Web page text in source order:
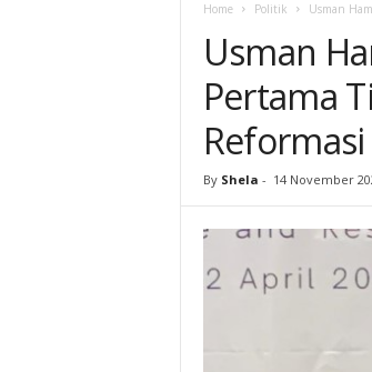
Home Politik Usman
Usman
Pertama
Reformasi
By Shela - 14 November